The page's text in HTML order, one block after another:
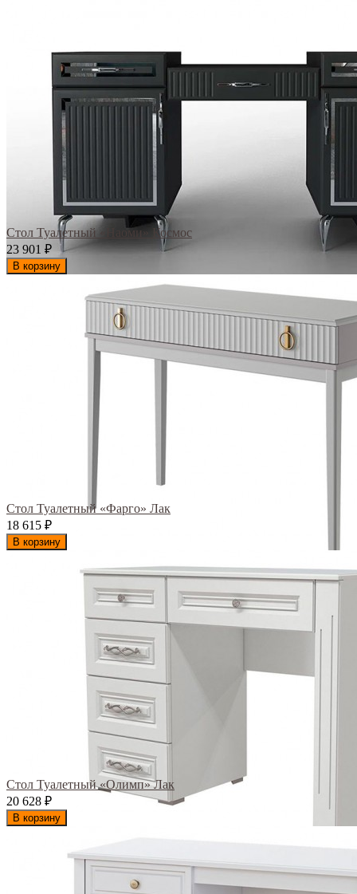
Стол Туалетный «Наоми» Космос
23 901
₽
В корзину
Стол Туалетный «Фарго» Лак
18 615 ₽
В корзину
Стол Туалетный «Олимп» Лак
20 628 ₽
В корзину